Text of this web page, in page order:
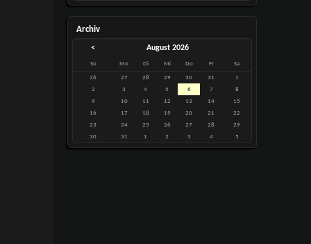
Archiv
< August 2026
So Mo Di Mi Do Fr Sa
26 27 28 29 30 31
1
2
3 4 5 6 7
8
9
10 11 12 13 14
15
16
17 18 19 20 21
22
23
24 25 26 27 28
29
30
31 1 2 3 4 5